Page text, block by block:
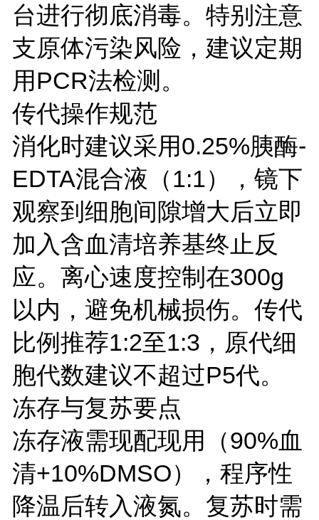
台进行彻底消毒。特别注意
支原体污染风险，建议定期
用PCR法检测。
传代操作规范
消化时建议采用0.25%胰酶-
EDTA混合液（1:1），镜下
观察到细胞间隙增大后立即
加入含血清培养基终止反
应。离心速度控制在300g
以内，避免机械损伤。传代
比例推荐1:2至1:3，原代细
胞代数建议不超过P5代。
冻存与复苏要点
冻存液需现配现用（90%血
清+10%DMSO），程序性
降温后转入液氮。复苏时需